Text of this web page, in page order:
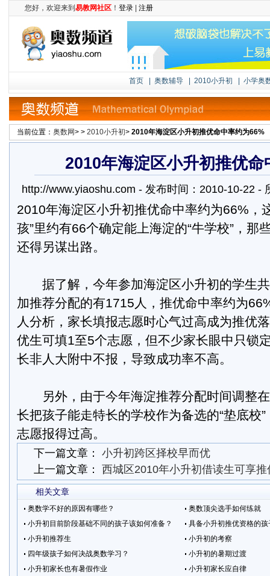
您好，欢迎来到 易教网社区 ！ 登录 注册
首页 奥数辅导 2010小升初 小学奥
当前位置： 奥数网> > 2010小升初> 2010年海淀区小升初推优命中率约为66%
2010年海淀区小升初推优命
http://www.yiaoshu.com - 发布时间：2010-10-22 -
2010年海淀区小升初推优命中率约为66%，
孩”里约有66个确定能上海淀的“牛学校”，那
还得另谋出路。
据了解，今年参加海淀区小升初的学生共
加推荐分配的有1715人，推优命中率约为
人分析，家长填报志愿时心气过高成为推优
优生可填1至5个志愿，但不少家长眼中只锁
长非人大附中不报，导致成功率不高。
另外，由于今年海淀推荐分配时间调整在
长把孩子能走特长的学校作为备选的“垫底校
志愿报得过高。
下一篇文章： 小升初跨区择校早而优
上一篇文章： 西城区2010年小升初借读生可享推
相关文章
奥数学不好的原因有哪些？
奥数顶尖选手如何练就
小升初目前阶段基础不同的孩子该如何准备？
具备小升初推优资格的
小升初推荐生
小升初的考察
四年级孩子如何决战奥数学习？
小升初的暑期过渡
小升初家长也有暑假作业
小升初家长应自律